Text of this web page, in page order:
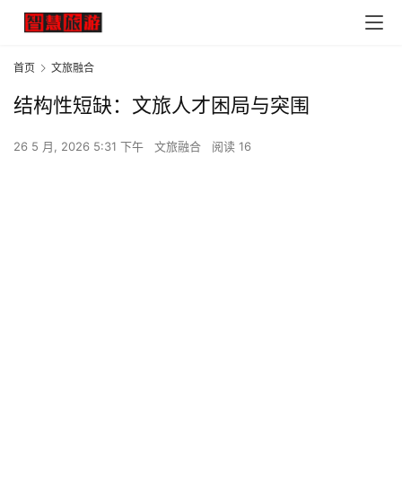
首页 文旅融合
结构性短缺：文旅人才困局与突围
26 5 月, 2026 5:31 下午 文旅融合 阅读 16